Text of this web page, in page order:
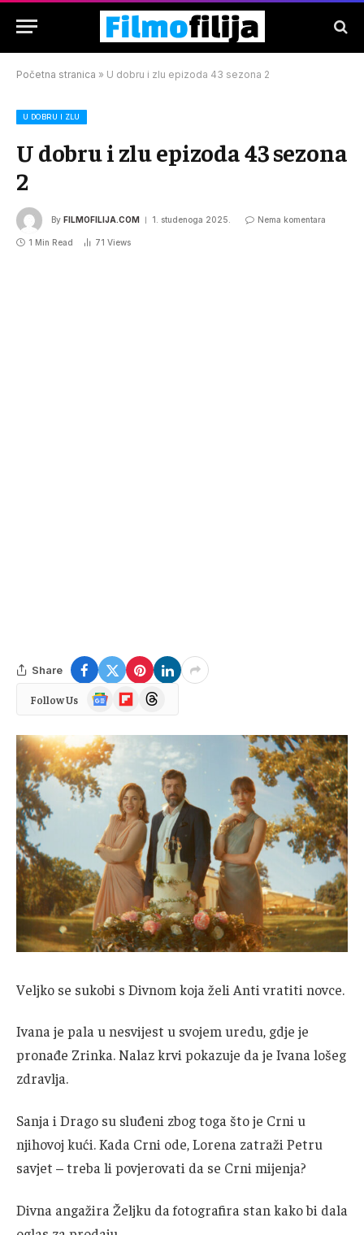
Početna stranica » U dobru i zlu epizoda 43 sezona 2
U DOBRU I ZLU
U dobru i zlu epizoda 43 sezona
2
By FILMOFILIJA.COM 1. studenoga 2025. Nema komentara
1 Min Read 71 Views
Share
Follow Us
Google
News
FlipboardThreads
Veljko se sukobi s Divnom koja želi Anti vratiti novce.
Ivana je pala u nesvijest u svojem uredu, gdje je
pronađe Zrinka. Nalaz krvi pokazuje da je Ivana lošeg
zdravlja.
Sanja i Drago su sluđeni zbog toga što je Crni u
njihovoj kući. Kada Crni ode, Lorena zatraži Petru
savjet – treba li povjerovati da se Crni mijenja?
Divna angažira Željku da fotografira stan kako bi dala